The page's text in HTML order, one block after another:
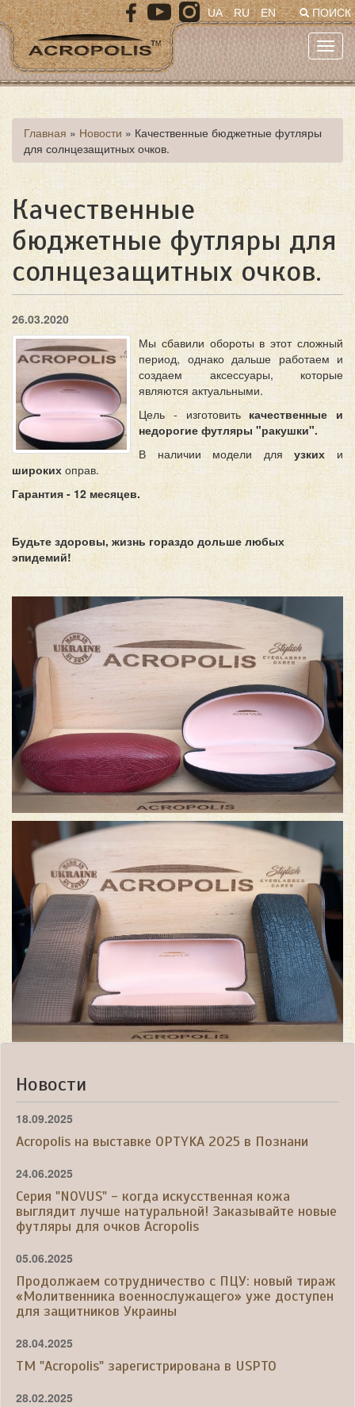
Перейти
к
основному
содержанию
ПОИСК
UA RU EN
Вы
здесь
Главная » Новости » Качественные бюджетные футляры
для солнцезащитных очков.
Качественные
бюджетные футляры для
солнцезащитных очков.
26.03.2020
Мы сбавили обороты в этот сложный
период, однако дальше работаем и
создаем аксессуары, которые
являются актуальными.
Цель - изготовить качественные и
недорогие футляры "ракушки".
В наличии модели для узких и
широких оправ.
Гарантия - 12 месяцев.
Будьте здоровы, жизнь гораздо дольше любых
эпидемий!
Новости
18.09.2025
Acropolis на выставке OPTYKA 2025 в Познани
24.06.2025
Серия "NOVUS" - когда искусственная кожа
выглядит лучше натуральной! Заказывайте новые
футляры для очков Acropolis
05.06.2025
Продолжаем сотрудничество с ПЦУ: новый тираж
«Молитвенника военнослужащего» уже доступен
для защитников Украины
28.04.2025
ТМ "Acropolis" зарегистрирована в USPTO
28.02.2025